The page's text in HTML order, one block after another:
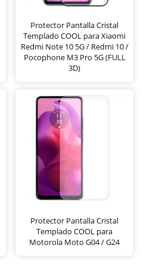
Protector Pantalla Cristal
Templado COOL para Xiaomi
Redmi Note 10 5G / Redmi 10 /
Pocophone M3 Pro 5G (FULL
3D)
Protector Pantalla Cristal
Templado COOL para
Motorola Moto G04 / G24